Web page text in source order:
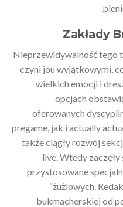
Zakłady
Nieprzewidywalność tego
czyni jou wyjątkowymi,
wielkich emocji i
opcjach
oferowanych
pregame, jak i actually
także ciągły rozwój
live. Wtedy
przystosowane
“żużlowych.
bukmacherskiej od